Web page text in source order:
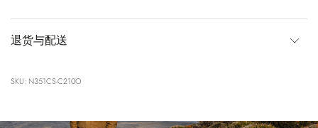
退货与配送
SKU: N351CS-C210O